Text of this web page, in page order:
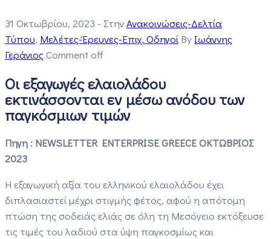
31 Οκτωβρίου, 2023 - ΣτηνΑνακοινώσεις-Δελτία
Τύπου‚ Μελέτες-Έρευνες-Επιχ. Οδηγοί By Ιωάννης
ΓεράνιοςComment off
Οι εξαγωγές ελαιολάδου
εκτινάσσονται εν μέσω ανόδου των
παγκόσμιων τιμών
Πηγη : NEWSLETTER ENTERPRISE GREECE ΟΚΤΩΒΡΙΟΣ
2023
Η εξαγωγική αξία του ελληνικού ελαιολάδου έχει
διπλασιαστεί μέχρι στιγμής φέτος, αφού η απότομη
πτώση της σοδειάς ελιάς σε όλη τη Μεσόγειο εκτόξευσε
τις τιμές του λαδιού στα ύψη παγκοσμίως και